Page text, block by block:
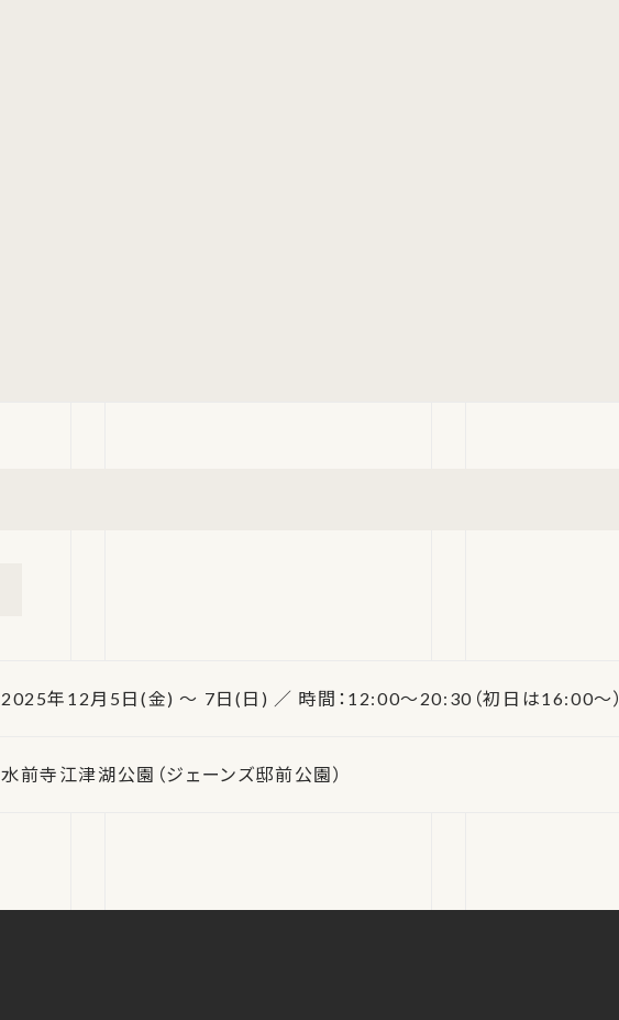
2025年12月5日(金) ～ 7日(日) ／ 時間：12:00～20:30（初日は16:00～）
水前寺江津湖公園（ジェーンズ邸前公園）